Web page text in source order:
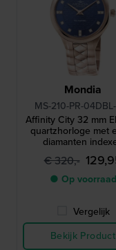
Mondia
MS-210-PR-
Affinity City 32 mm
quartzhorloge met
diamanten
€ 320,-
● Op voorraad
Vergelijk
Bekijk Product